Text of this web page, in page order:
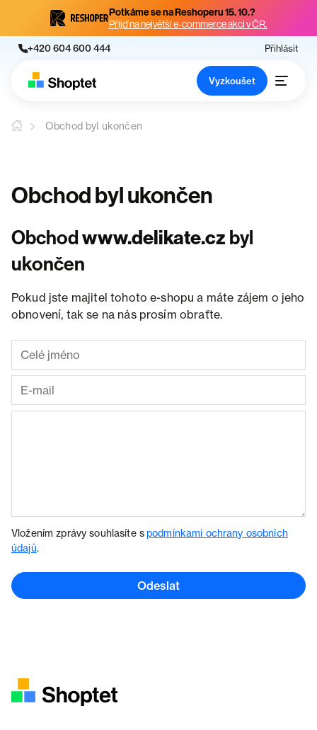
Potkáme se na Reshoperu 15. 10.?
Přijď na největší e-commerce akci v ČR.
+420 604 600 444 Přihlásit
Vyzkoušet
Obchod byl ukončen
Obchod byl ukončen
Obchodwww.delikate.cz byl
ukončen
Pokud jste majitel tohoto e-shopu a máte zájem o jeho
obnovení, tak se na nás prosím obraťte.
Vložením zprávy souhlasíte spodmínkami ochrany osobních
údajů.
Odeslat